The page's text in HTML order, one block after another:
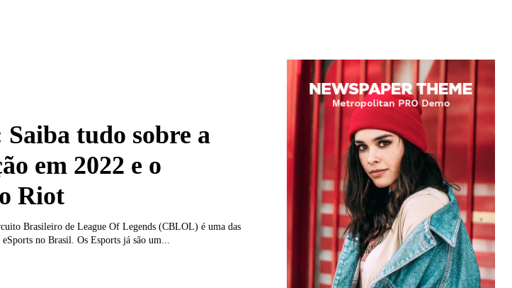
tudo sobre a
em 2022 e o
Riot
Brasileiro de League Of Legends (CBLOL) é uma das
eSports no Brasil. Os Esports já são um...